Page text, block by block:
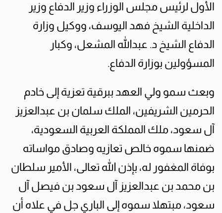
الأول لرئيس مجلس الوزراء وزير الدفاع وزير
الداخلية الشيخ فهد اليوسف، ووكيل وزارة
الدفاع الشيخ د. عبدالله المشعل، وكبار
المسؤولين بوزارة الدفاع.
وبعث سمو ولي العهد ببرقية تعزية إلى خادم
الحرمين الشريفين، الملك سلمان بن عبدالعزيز
آل سعود، ملك المملكة العربية السعودية،
ضمنها سموه خالص تعازيه وصادق مواساته
بوفاة المغفور له، بإذن الله تعالى، الأمير سلطان
بن محمد بن عبدالعزيز آل سعود بن فيصل آل
سعود، مبتهلا سموه إلى الباري جل في علاه أن